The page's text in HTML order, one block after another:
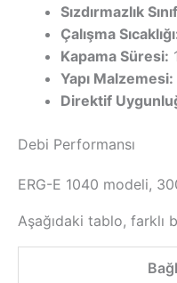
Sızdırmazlık
Çalışma
Kapama Süresi:
Yapı Malzemesi:
Direktif
Debi Performansı
ERG-E 1040 modeli,
Aşağıdaki tablo, farklı